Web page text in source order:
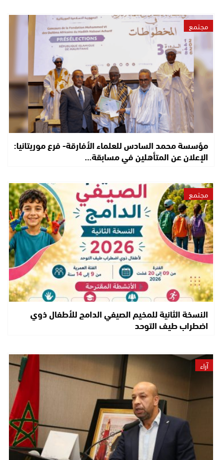
مجتمع
مؤسسة محمد السادس للعلماء الأفارقة- فرع موريتانيا:
الإعلان عن المتأهلين في مسابقة…
مجتمع
النسخة الثانية للمخيم الصيفي الدامج للأطفال ذوي
اضطراب طيف التوحد
آراء